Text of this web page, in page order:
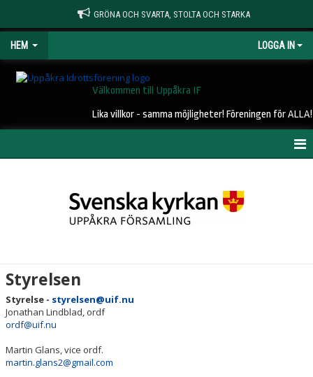
GRÖNA OCH SVARTA, STOLTA OCH STARKA
HEM LOGGA IN
Välkommen till Uppåkra IF
Lika villkor - samma möjligheter! Föreningen för ALLA!
STYRELSE
LEDARE
KALENDER
Styrelsen
Styrelse - styrelsen@uif.nu
Jonathan Lindblad, ordf
ordf@uif.nu
Martin Glans, vice ordf.
martin.glans2@gmail.com